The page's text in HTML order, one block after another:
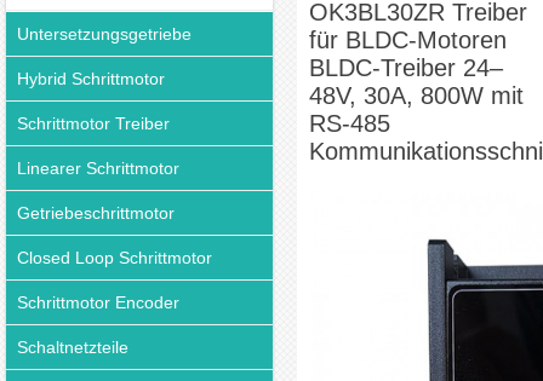
Untersetzungsgetriebe
Hybrid Schrittmotor
Schrittmotor Treiber
Linearer Schrittmotor
Getriebeschrittmotor
Closed Loop Schrittmotor
Schrittmotor Encoder
Schaltnetzteile
OK3BL30ZR Treiber
für BLDC-Motoren
BLDC-Treiber 24–
48V, 30A, 800W mit
RS-485